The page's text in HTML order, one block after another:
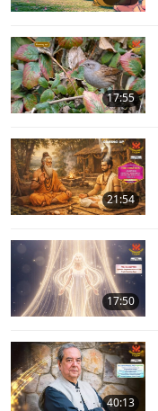
17:55
21:54
17:50
40:13